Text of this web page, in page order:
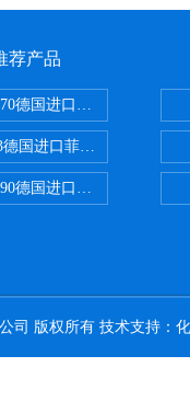
荐产品
德国进口菲尼克斯电源
德国进口菲尼克斯断路器
德国进口菲尼克斯继电器
司 版权所有 技术支持：